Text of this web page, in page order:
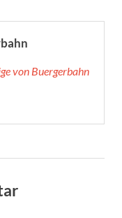
von Buergerbahn